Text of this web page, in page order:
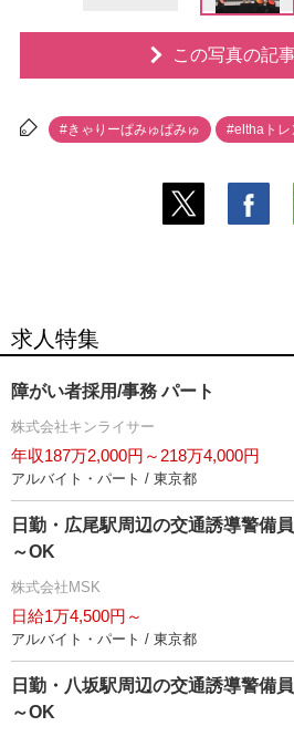
この写真の記
#きゃりーぱみゅぱみゅ #elthaトレ
求人特集
障がい者採用/事務 パート
株式会社キンライサー
年収187万2,000円～218万4,000円
アルバイト・パート / 東京都
日勤・広尾駅周辺の交通誘導警備
～OK
株式会社MSK
日給1万4,500円～
アルバイト・パート / 東京都
日勤・八坂駅周辺の交通誘導警備
～OK